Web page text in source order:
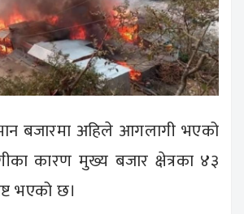
बजारमा अहिले आगलागी भएको
कारण मुख्य बजार क्षेत्रका ४३
भएको छ।